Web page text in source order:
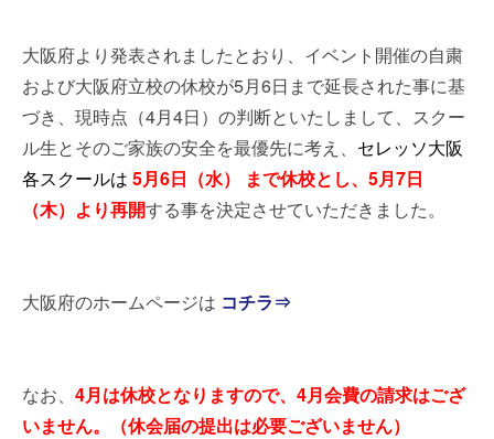
大阪府より発表されましたとおり、イベント開催の自粛
および大阪府立校の休校が5月6日まで延長された事に基
づき、現時点（4月4日）の判断といたしまして、 スクー
ル生とそのご家族の安全を最優先に考え、 セレッソ大阪
各スクールは 5月6日（水） まで休校とし、5月7日
（木）より再開する事を決定させていただきました。
大阪府のホームページは コチラ⇒
なお、 4月は休校となりますので、4月会費の請求はござ
いません。（休会届の提出は必要ございません）